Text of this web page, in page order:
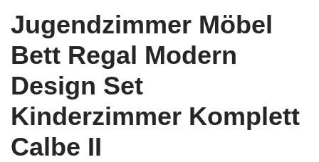
Jugendzimmer Möbel
Bett Regal Modern
Design Set
Kinderzimmer Komplett
Calbe II